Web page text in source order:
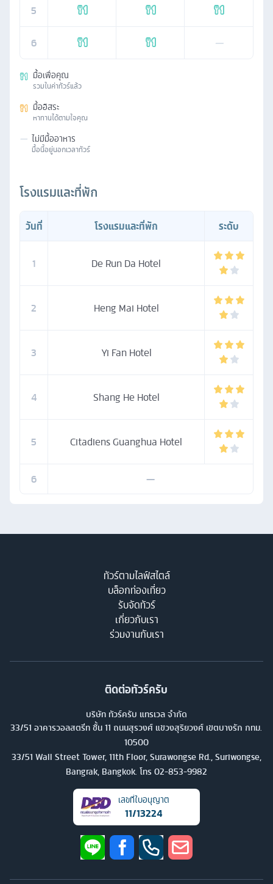
5
6 —
มื้อเพื่อคุณ
รวมในค่าทัวร์แล้ว
มื้ออิสระ
หาทานได้ตามใจคุณ
— ไม่มีมื้ออาหาร
มื้อนี้อยู่นอกเวลาทัวร์
โรงแรมและที่พัก
วันที่ โรงแรมและที่พัก ระดับ
1 De Run Da Hotel
2 Heng Mai Hotel
3 Yi Fan Hotel
4 Shang He Hotel
5 Citadiens Guanghua Hotel
6 —
ทัวร์ตามไลฟ์สไตล์
บล็อกท่องเที่ยว
รับจัดทัวร์
เกี่ยวกับเรา
ร่วมงานกับเรา
ติดต่อทัวร์ครับ
บริษัท ทัวร์ครับ แทรเวล จำกัด
33/51 อาคารวอลสตรีท ชั้น 11 ถนนสุรวงศ์ แขวงสุริยวงศ์ เขตบางรัก กทม.
10500
33/51 Wall Street Tower, 11th Floor, Surawongse Rd., Suriwongse,
Bangrak, Bangkok. โทร 02-853-9982
เลขที่ใบอนุญาต
11/13224